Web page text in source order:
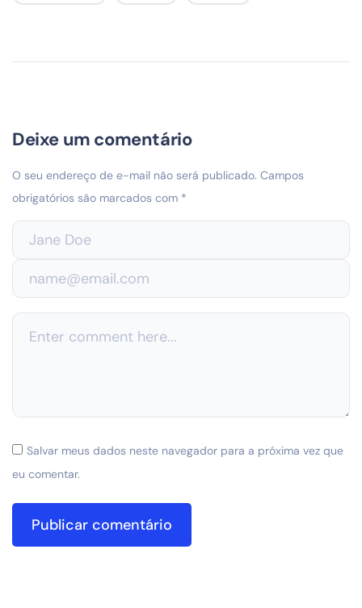
Deixe um comentário
O seu endereço de e-mail não será publicado. Campos
obrigatórios são marcados com *
Salvar meus dados neste navegador para a próxima vez que
eu comentar.